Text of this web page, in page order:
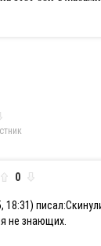
0
18:31) писал:
не знающих.